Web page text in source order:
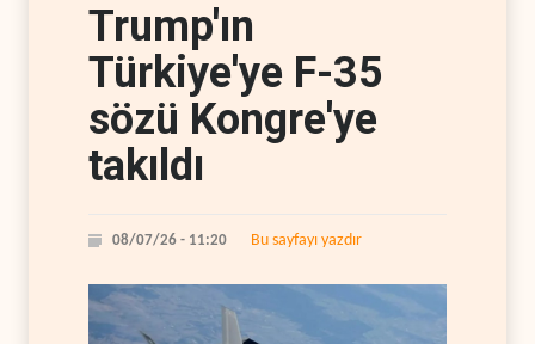
Trump'ın
Türkiye'ye F-35
sözü Kongre'ye
takıldı
08/07/26 - 11:20 Bu sayfayı yazdır